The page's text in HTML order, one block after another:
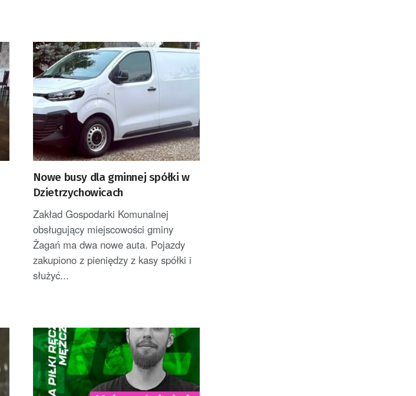
Nowe busy dla gminnej spółki w
Dzietrzychowicach
Zakład Gospodarki Komunalnej
obsługujący miejscowości gminy
Żagań ma dwa nowe auta. Pojazdy
zakupiono z pieniędzy z kasy spółki i
służyć...